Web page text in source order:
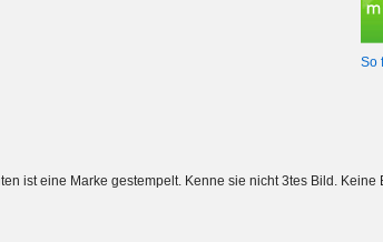
So
ist eine Marke gestempelt. Kenne sie nicht 3tes Bild. Keine